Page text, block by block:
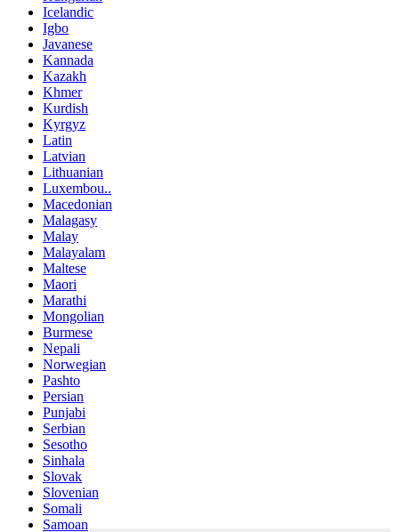
Icelandic
Igbo
Javanese
Kannada
Kazakh
Khmer
Kurdish
Kyrgyz
Latin
Latvian
Lithuanian
Luxembou..
Macedonian
Malagasy
Malay
Malayalam
Maltese
Maori
Marathi
Mongolian
Burmese
Nepali
Norwegian
Pashto
Persian
Punjabi
Serbian
Sesotho
Sinhala
Slovak
Slovenian
Somali
Samoan